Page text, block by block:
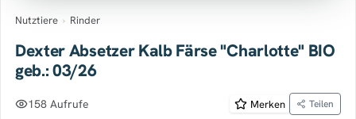
Nutztiere › Rinder
Dexter Absetzer Kalb Färse "Charlotte" BIO
geb.: 03/26
158 Aufrufe Merken Teilen